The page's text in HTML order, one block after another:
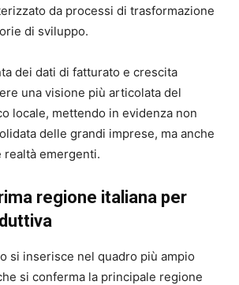
da processi di trasformazione
di sviluppo.
dei dati di fatturato e crescita
una visione più articolata del
locale, mettendo in evidenza non
delle grandi imprese, ma anche
realtà emergenti.
regione italiana per
si inserisce nel quadro più ampio
si conferma la principale regione